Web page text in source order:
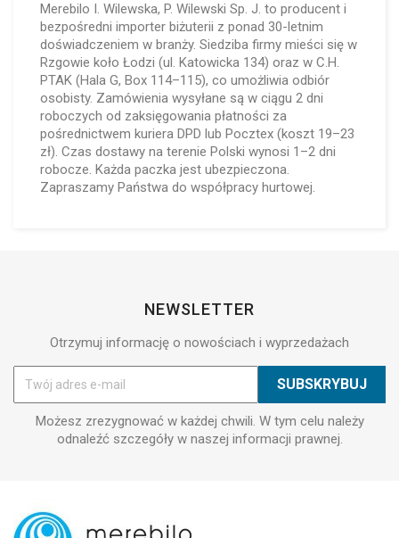
Merebilo I. Wilewska, P. Wilewski Sp. J. to producent i
bezpośredni importer biżuterii z ponad 30-letnim
doświadczeniem w branży. Siedziba firmy mieści się w
Rzgowie koło Łodzi (ul. Katowicka 134) oraz w C.H.
PTAK (Hala G, Box 114–115), co umożliwia odbiór
osobisty. Zamówienia wysyłane są w ciągu 2 dni
roboczych od zaksięgowania płatności za
pośrednictwem kuriera DPD lub Pocztex (koszt 19–23
zł). Czas dostawy na terenie Polski wynosi 1–2 dni
robocze. Każda paczka jest ubezpieczona.
Zapraszamy Państwa do współpracy hurtowej.
NEWSLETTER
Otrzymuj informację o nowościach i wyprzedażach
Możesz zrezygnować w każdej chwili. W tym celu należy
odnaleźć szczegóły w naszej informacji prawnej.